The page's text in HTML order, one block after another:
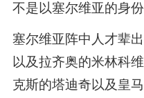
不是以塞尔维亚的身份
塞尔维亚阵中人才辈
以及拉齐奥的米林科
克斯的塔迪奇以及皇